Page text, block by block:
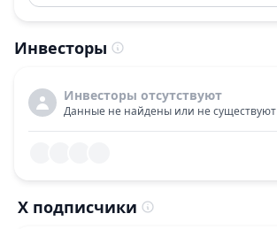
Инвесторы
Инвесторы отсутствуют
Данные не найдены или не существуют
X подписчики